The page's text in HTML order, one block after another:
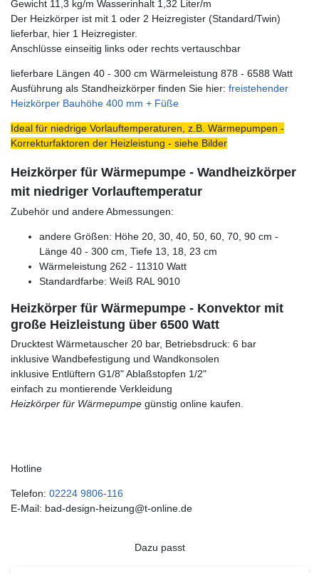
Gewicht 11,3 kg/m Wasserinhalt 1,32 Liter/m
Der Heizkörper ist mit 1 oder 2 Heizregister (Standard/Twin)
lieferbar, hier 1 Heizregister.
Anschlüsse einseitig links oder rechts vertauschbar
lieferbare Längen 40 - 300 cm Wärmeleistung 878 - 6588 Watt
Ausführung als Standheizkörper finden Sie hier: freistehender
Heizkörper Bauhöhe 400 mm + Füße
Ideal für niedrige Vorlauftemperaturen, z.B. Wärmepumpen -
Korrekturfaktoren der Heizleistung - siehe Bilder
Heizkörper für Wärmepumpe - Wandheizkörper
mit niedriger Vorlauftemperatur
Zubehör und andere Abmessungen:
andere Größen: Höhe 20, 30, 40, 50, 60, 70, 90 cm -
Länge 40 - 300 cm, Tiefe 13, 18, 23 cm
Wärmeleistung 262 - 11310 Watt
Standardfarbe: Weiß RAL 9010
Heizkörper für Wärmepumpe - Konvektor mit
große Heizleistung über 6500 Watt
Drucktest Wärmetauscher 20 bar, Betriebsdruck: 6 bar
inklusive Wandbefestigung und Wandkonsolen
inklusive Entlüftern G1/8" Ablaßstopfen 1/2"
einfach zu montierende Verkleidung
Heizkörper für Wärmepumpe günstig online kaufen.
Hotline
Telefon: 02224 9806-116
E-Mail: bad-design-heizung@t-online.de
Dazu passt